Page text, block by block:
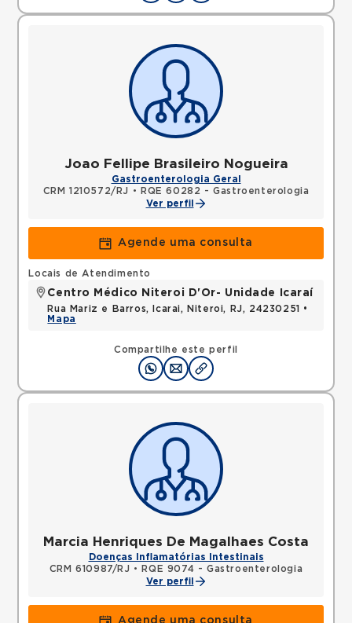
Joao Fellipe Brasileiro Nogueira
Gastroenterologia Geral
CRM 1210572/RJ •
RQE 60282 - Gastroenterologia
Ver perfil
Agende uma consulta
Compartilhe este perfil
Locais de Atendimento
Centro Médico Niteroi D'Or- Unidade Icaraí
Rua Mariz e Barros, Icarai, Niteroi, RJ, 24230251 •
Mapa
Marcia Henriques De Magalhaes Costa
Doenças Inflamatórias Intestinais
CRM 610987/RJ •
RQE 9074 - Gastroenterologia
Ver perfil
Agende uma consulta